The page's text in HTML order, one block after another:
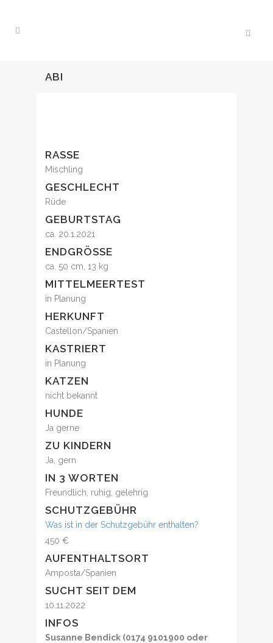
ABI
RASSE
Mischling
GESCHLECHT
Rüde
GEBURTSTAG
ca. 20.1.2021
ENDGRÖSSE
ca. 50 cm, 13 kg
MITTELMEERTEST
in Planung
HERKUNFT
Castellon/Spanien
KASTRIERT
in Planung
KATZEN
nicht bekannt
HUNDE
Ja gerne
ZU KINDERN
Ja, gern
IN 3 WORTEN
Freundlich, ruhig, gelehrig
SCHUTZGEBÜHR
Was ist in der Schutzgebühr enthalten?
450 €
AUFENTHALTSORT
Amposta/Spanien
SUCHT SEIT DEM
10.11.2022
INFOS
Susanne Bendick (0174 9101900 oder